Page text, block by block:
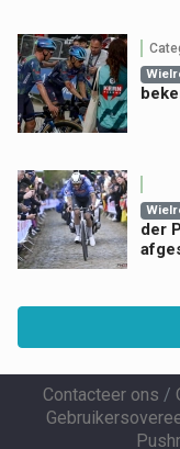
der
Contacteer ons /